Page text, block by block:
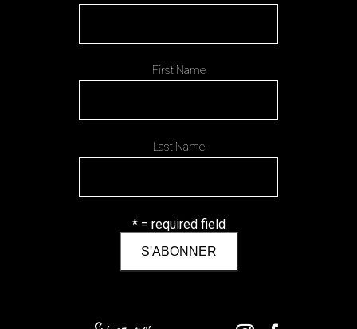
First Name
Last Name
* = required field